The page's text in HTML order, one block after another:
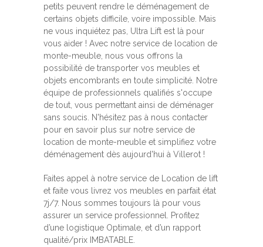
petits peuvent rendre le déménagement de
certains objets difficile, voire impossible. Mais
ne vous inquiétez pas, Ultra Lift est là pour
vous aider ! Avec notre service de location de
monte-meuble, nous vous offrons la
possibilité de transporter vos meubles et
objets encombrants en toute simplicité. Notre
équipe de professionnels qualifiés s'occupe
de tout, vous permettant ainsi de déménager
sans soucis. N'hésitez pas à nous contacter
pour en savoir plus sur notre service de
location de monte-meuble et simplifiez votre
déménagement dès aujourd'hui à Villerot !
Faites appel à notre service de Location de lift
et faite vous livrez vos meubles en parfait état
7j/7. Nous sommes toujours là pour vous
assurer un service professionnel. Profitez
d’une logistique Optimale, et d’un rapport
qualité/prix IMBATABLE.